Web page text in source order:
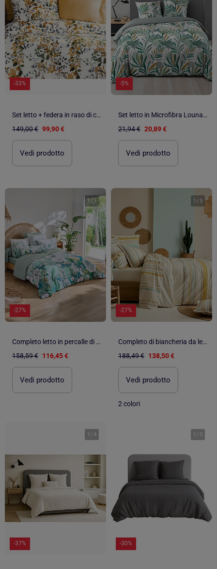
-33%
Set letto + federa in raso di cotone
149,00 € 99,90 €
Vedi prodotto
-5%
Set letto in Microfibra Louna Douceur d'Intérieur
21,94 € 20,89 €
Vedi prodotto
1 /3
-27%
Completo letto in percalle di cotone con fogliame esotico copripiumino + federa
158,59 € 116,45 €
Vedi prodotto
1 /3
-27%
Completo di biancheria da letto in cotone a righe bayadère con federe
188,49 € 138,50 €
Vedi prodotto
2 colori
1 /4
-37%
1 / 5
-30%